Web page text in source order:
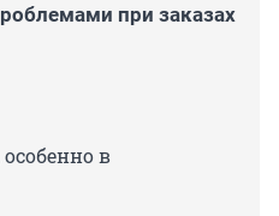
при заказах
в